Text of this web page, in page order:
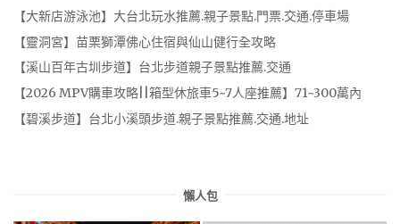
【大新店游泳池】大台北玩水推薦.親子景點.門票.交通.停車場
【靈洞宮】苗栗獅潭佛心住宿與仙山健行全攻略
【溪山百年古圳步道】台北步道親子景點推薦.交通
【2026 MPV購車攻略||箱型休旅車5~7人座推薦】71~300萬內
【碧溪步道】台北小溪頭步道.親子景點推薦.交通.地址
懶人包